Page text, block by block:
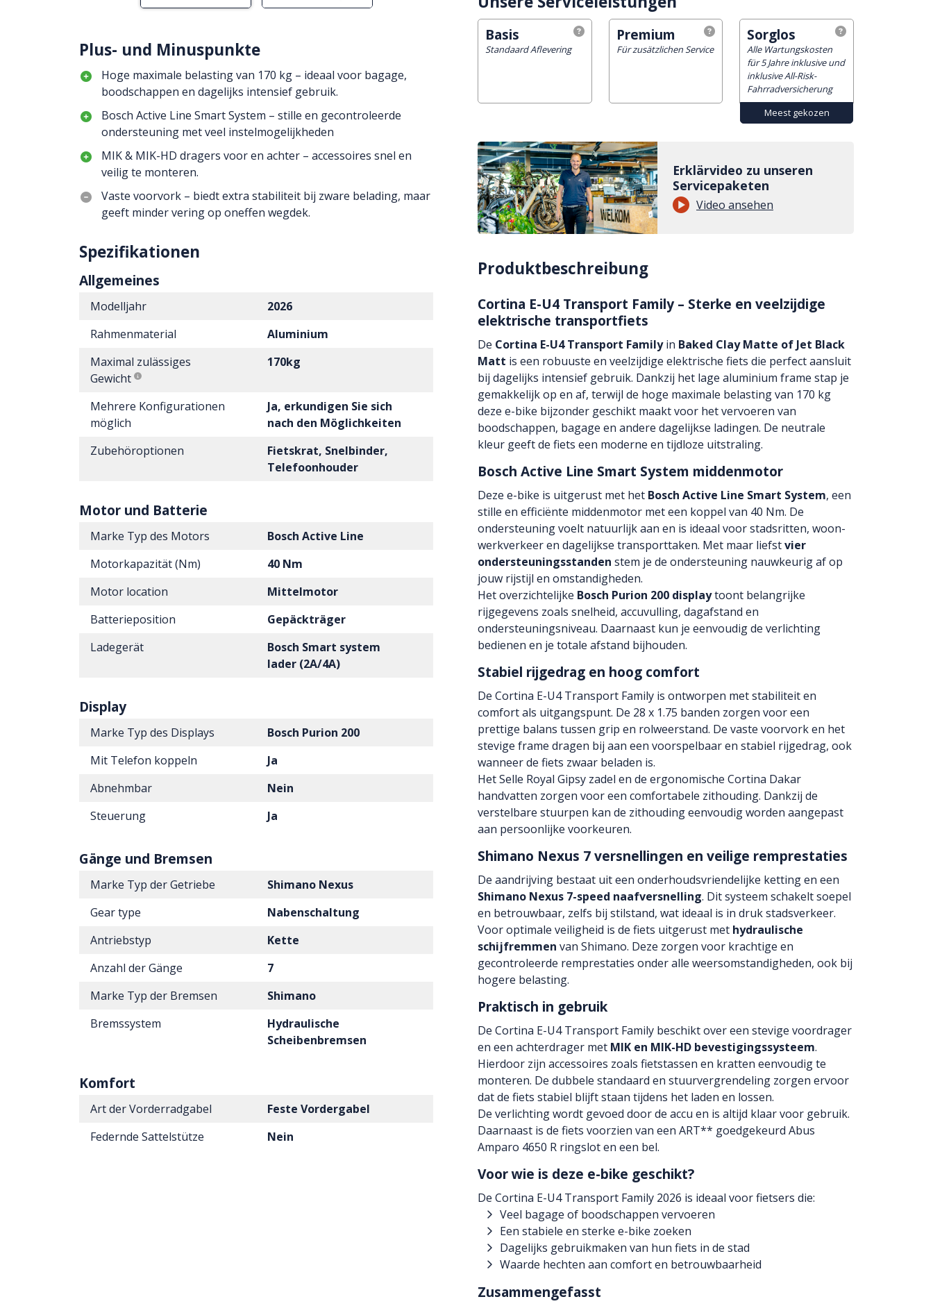
Plus- und Minuspunkte
Hoge maximale belasting van 170 kg – ideaal voor bagage,
boodschappen en dagelijks intensief gebruik.
Bosch Active Line Smart System – stille en gecontroleerde
ondersteuning met veel instelmogelijkheden
MIK & MIK-HD dragers voor en achter – accessoires snel en
veilig te monteren.
Vaste voorvork – biedt extra stabiliteit bij zware belading, maar
geeft minder vering op oneffen wegdek.
Spezifikationen
Allgemeines
Modelljahr
2026
Rahmenmaterial
Aluminium
Maximal zulässiges
Gewicht
170kg
Mehrere Konfigurationen
möglich
Ja, erkundigen Sie sich
nach den Möglichkeiten
Zubehöroptionen
Fietskrat, Snelbinder,
Telefoonhouder
Motor und Batterie
Marke Typ des Motors
Bosch Active Line
Motorkapazität (Nm)
40 Nm
Motor location
Mittelmotor
Batterieposition
Gepäckträger
Ladegerät
Bosch Smart system
lader (2A/4A)
Display
Marke Typ des Displays
Bosch Purion 200
Mit Telefon koppeln
Ja
Abnehmbar
Nein
Steuerung
Ja
Gänge und Bremsen
Marke Typ der Getriebe
Shimano Nexus
Gear type
Nabenschaltung
Antriebstyp
Kette
Anzahl der Gänge
7
Marke Typ der Bremsen
Shimano
Bremssystem
Hydraulische
Scheibenbremsen
Komfort
Art der Vorderradgabel
Feste Vordergabel
Federnde Sattelstütze
Nein
Basis
Standaard Aflevering
Premium
Für zusätzlichen Service
Sorglos
Alle Wartungskosten
für 5 Jahre inklusive und
inklusive All-Risk-
Fahrradversicherung
Erklärvideo zu unseren
Servicepaketen
Video ansehen
Produktbeschreibung
Cortina E-U4 Transport Family – Sterke en veelzijdige
elektrische transportfiets
De Cortina E-U4 Transport Familyin Baked Clay Matte of Jet Black
Matt is een robuuste en veelzijdige elektrische fiets die perfect aansluit
bij dagelijks intensief gebruik. Dankzij het lage aluminium frame stap je
gemakkelijk op en af, terwijl de hoge maximale belasting van 170 kg
deze e-bike bijzonder geschikt maakt voor het vervoeren van
boodschappen, bagage en andere dagelijkse ladingen. De neutrale
kleur geeft de fiets een moderne en tijdloze uitstraling.
Bosch Active Line Smart System middenmotor
Deze e-bike is uitgerust met het Bosch Active Line Smart System, een
stille en efficiënte middenmotor met een koppel van 40 Nm. De
ondersteuning voelt natuurlijk aan en is ideaal voor stadsritten, woon-
werkverkeer en dagelijkse transporttaken. Met maar liefstvier
ondersteuningsstanden stem je de ondersteuning nauwkeurig af op
jouw rijstijl en omstandigheden.
Het overzichtelijke Bosch Purion 200 displaytoont belangrijke
rijgegevens zoals snelheid, accuvulling, dagafstand en
ondersteuningsniveau. Daarnaast kun je eenvoudig de verlichting
bedienen en je totale afstand bijhouden.
Stabiel rijgedrag en hoog comfort
De Cortina E-U4 Transport Family is ontworpen met stabiliteit en
comfort als uitgangspunt. De 28 x 1.75 banden zorgen voor een
prettige balans tussen grip en rolweerstand. De vaste voorvork en het
stevige frame dragen bij aan een voorspelbaar en stabiel rijgedrag, ook
wanneer de fiets zwaar beladen is.
Het Selle Royal Gipsy zadel en de ergonomische Cortina Dakar
handvatten zorgen voor een comfortabele zithouding. Dankzij de
verstelbare stuurpen kan de zithouding eenvoudig worden aangepast
aan persoonlijke voorkeuren.
Shimano Nexus 7 versnellingen en veilige remprestaties
De aandrijving bestaat uit een onderhoudsvriendelijke ketting en een
Shimano Nexus 7-speed naafversnelling. Dit systeem schakelt soepel
en betrouwbaar, zelfs bij stilstand, wat ideaal is in druk stadsverkeer.
Voor optimale veiligheid is de fiets uitgerust met hydraulische
schijfremmen van Shimano. Deze zorgen voor krachtige en
gecontroleerde remprestaties onder alle weersomstandigheden, ook bij
hogere belasting.
Praktisch in gebruik
De Cortina E-U4 Transport Family beschikt over een stevige voordrager
en een achterdrager met MIK en MIK-HD bevestigingssysteem.
Hierdoor zijn accessoires zoals fietstassen en kratten eenvoudig te
monteren. De dubbele standaard en stuurvergrendeling zorgen ervoor
dat de fiets stabiel blijft staan tijdens het laden en lossen.
De verlichting wordt gevoed door de accu en is altijd klaar voor gebruik.
Daarnaast is de fiets voorzien van een ART** goedgekeurd Abus
Amparo 4650 R ringslot en een bel.
Voor wie is deze e-bike geschikt?
De Cortina E-U4 Transport Family 2026 is ideaal voor fietsers die:
Veel bagage of boodschappen vervoeren
Een stabiele en sterke e-bike zoeken
Dagelijks gebruikmaken van hun fiets in de stad
Waarde hechten aan comfort en betrouwbaarheid
Zusammengefasst